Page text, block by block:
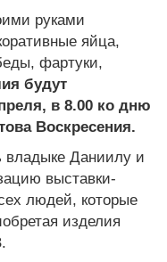
руками
яйца,
фартуки,
будут
в 8.00 ко дню
Воскресения.
владыке Даниилу и
выставки-
людей, которые
изделия